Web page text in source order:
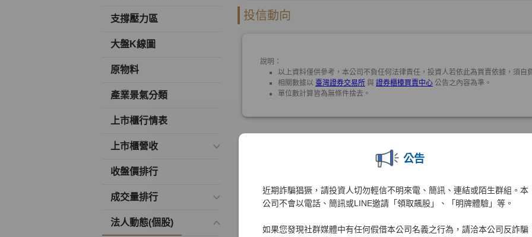
公告
近期詐騙猖獗，請投資人切勿輕信不明來電、簡訊、連結或陌生群組。本
公司不會以電話、簡訊或LINE邀請「領取飆股」、「明牌體驗」等。
如果您發現社群媒體中有任何假借本公司名義之行為，請洽本公司反詐騙
支撐壓力區
大盤K線圖
原物料
產業景氣分類
上市櫃行情表
上市櫃營收
收盤價排行
成交量排行
法人動態(個股)